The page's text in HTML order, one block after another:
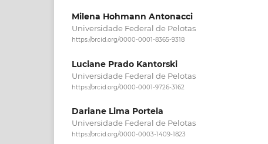
Milena Hohmann Antonacci
Universidade Federal de Pelotas
https://orcid.org/0000-0001-8365-9318
Luciane Prado Kantorski
Universidade Federal de Pelotas
https://orcid.org/0000-0001-9726-3162
Dariane Lima Portela
Universidade Federal de Pelotas
https://orcid.org/0000-0003-1409-1823